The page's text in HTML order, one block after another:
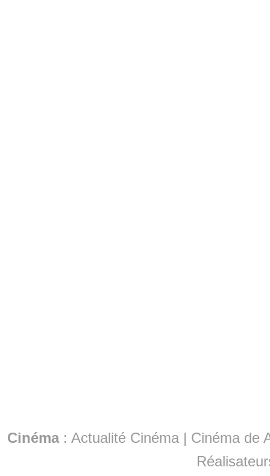
Cinéma: Actualité Cinéma | Cinéma de